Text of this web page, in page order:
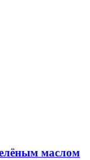
маслом